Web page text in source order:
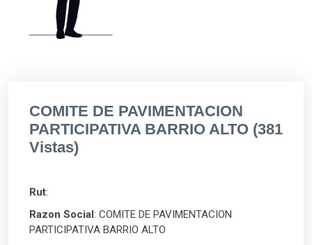
COMITE DE PAVIMENTACION
PARTICIPATIVA BARRIO ALTO (381
Vistas)
Rut:
Razon Social : COMITE DE PAVIMENTACION
PARTICIPATIVA BARRIO ALTO